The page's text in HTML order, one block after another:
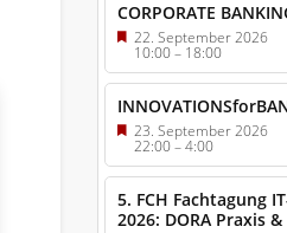
CORPORATE
22. September 2026
10:00– 18:00
23. September 2026
22:00–4:00
5. FCH Fachtagung
2026: DORA Praxis